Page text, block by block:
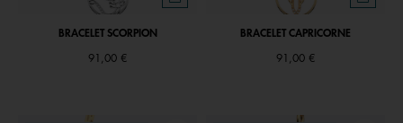
BRACELET SCORPION
91,00 €
BRACELET CAPRICORNE
91,00 €